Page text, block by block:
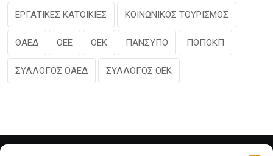
ΕΡΓΑΤΙΚΕΣ ΚΑΤΟΙΚΙΕΣ ΚΟΙΝΩΝΙΚΟΣ ΤΟΥΡΙΣΜΟΣ
ΟΑΕΔ ΟΕΕ ΟΕΚ ΠΑΝΣΥΠΟ ΠΟΠΟΚΠ
ΣΥΛΛΟΓΟΣ ΟΑΕΔ ΣΥΛΛΟΓΟΣ ΟΕΚ